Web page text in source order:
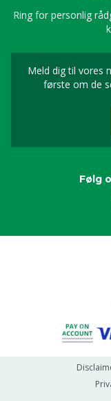
Ring for personlig
Meld dig til vores
første om de
Følg